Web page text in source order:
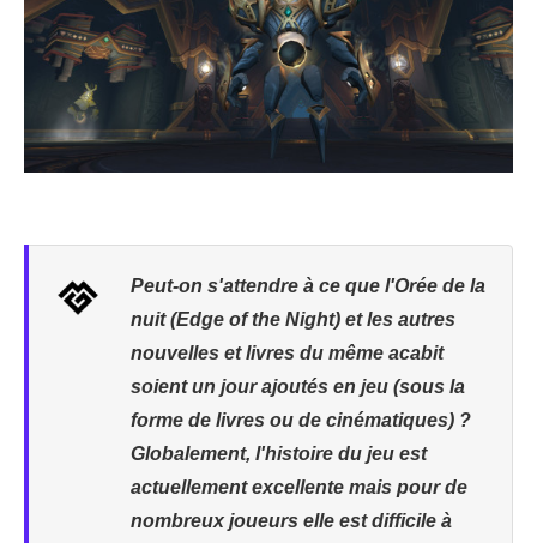
Peut-on s'attendre à ce que l'Orée de la
nuit (Edge of the Night) et les autres
nouvelles et livres du même acabit
soient un jour ajoutés en jeu (sous la
forme de livres ou de cinématiques) ?
Globalement, l'histoire du jeu est
actuellement excellente mais pour de
nombreux joueurs elle est difficile à